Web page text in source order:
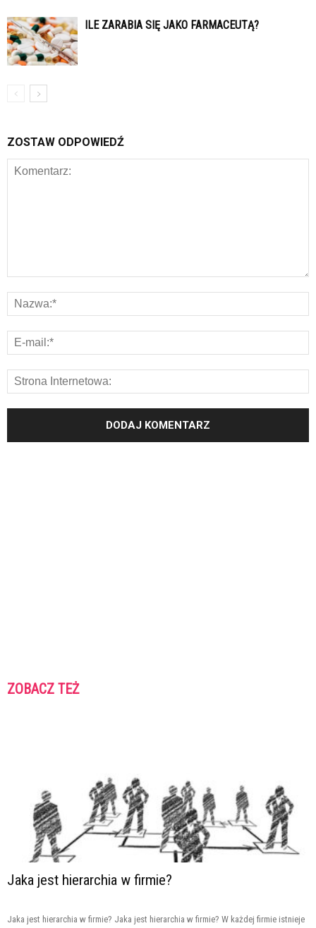
ILE ZARABIA SIĘ JAKO FARMACEUTĄ?
ZOSTAW ODPOWIEDŹ
ZOBACZ TEŻ
Jaka jest hierarchia w firmie?
Jaka jest hierarchia w firmie? Jaka jest hierarchia w firmie? W każdej firmie istnieje